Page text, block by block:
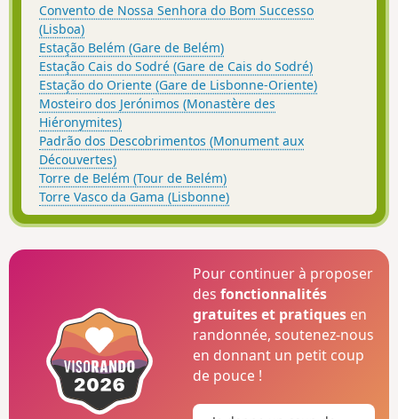
Convento de Nossa Senhora do Bom Successo
(Lisboa)
Estação Belém (Gare de Belém)
Estação Cais do Sodré (Gare de Cais do Sodré)
Estação do Oriente (Gare de Lisbonne-Oriente)
Mosteiro dos Jerónimos (Monastère des
Hiéronymites)
Padrão dos Descobrimentos (Monument aux
Découvertes)
Torre de Belém (Tour de Belém)
Torre Vasco da Gama (Lisbonne)
Pour continuer à proposer
desfonctionnalités
gratuites et pratiques en
randonnée, soutenez-nous
en donnant un petit coup
de pouce !